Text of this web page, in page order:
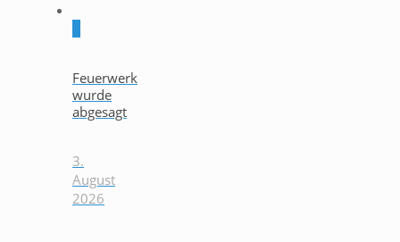
Feuerwerk
wurde
abgesagt
3.
August
2026